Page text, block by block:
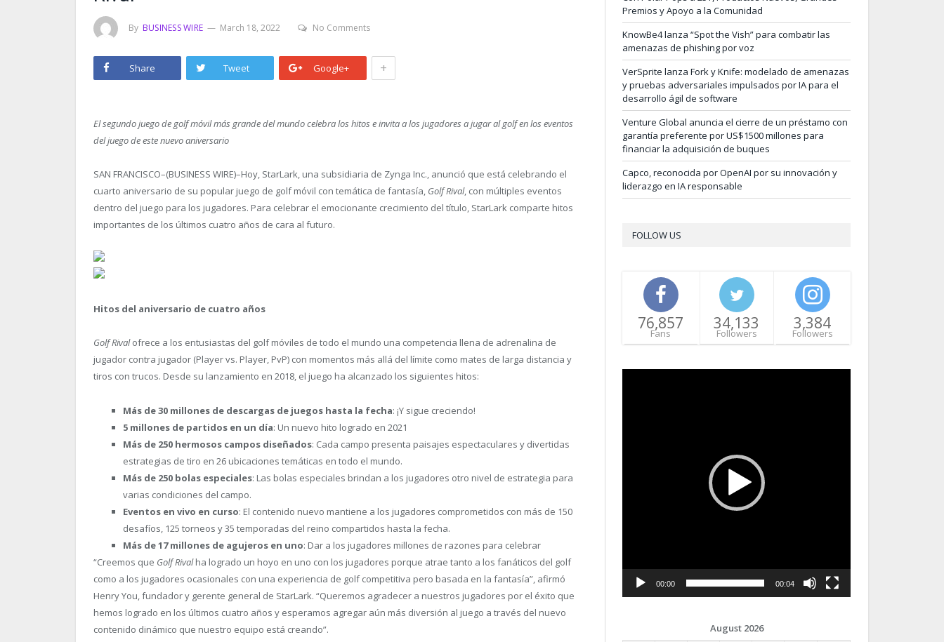
By BUSINESS WIRE March 18, 2022 No Comments
Share Tweet Google+ +
El segundo juego de golf móvil más grande del mundo celebra los hitos e invita a los jugadores a jugar al golf en los eventos
del juego de este nuevo aniversario
SAN FRANCISCO–(BUSINESS WIRE)–Hoy, StarLark, una subsidiaria de Zynga Inc., anunció que está celebrando el
cuarto aniversario de su popular juego de golf móvil con temática de fantasía, Golf Rival, con múltiples eventos
dentro del juego para los jugadores. Para celebrar el emocionante crecimiento del título, StarLark comparte hitos
importantes de los últimos cuatro años de cara al futuro.
Hitos del aniversario de cuatro años
Golf Rivalofrece a los entusiastas del golf móviles de todo el mundo una competencia llena de adrenalina de
jugador contra jugador (Player vs. Player, PvP) con momentos más allá del límite como mates de larga distancia y
tiros con trucos. Desde su lanzamiento en 2018, el juego ha alcanzado los siguientes hitos:
Más de 30 millones de descargas de juegos hasta la fecha: ¡Y sigue creciendo!
5 millones de partidos en un día: Un nuevo hito logrado en 2021
Más de 250 hermosos campos diseñados: Cada campo presenta paisajes espectaculares y divertidas
estrategias de tiro en 26 ubicaciones temáticas en todo el mundo.
Más de 250 bolas especiales: Las bolas especiales brindan a los jugadores otro nivel de estrategia para
varias condiciones del campo.
Eventos en vivo en curso: El contenido nuevo mantiene a los jugadores comprometidos con más de 150
desafíos, 125 torneos y 35 temporadas del reino compartidos hasta la fecha.
Más de 17 millones de agujeros en uno: Dar a los jugadores millones de razones para celebrar
“Creemos que Golf Rivalha logrado un hoyo en uno con los jugadores porque atrae tanto a los fanáticos del golf
como a los jugadores ocasionales con una experiencia de golf competitiva pero basada en la fantasía”, afirmó
Henry You, fundador y gerente general de StarLark. “Queremos agradecer a nuestros jugadores por el éxito que
hemos logrado en los últimos cuatro años y esperamos agregar aún más diversión al juego a través del nuevo
contenido dinámico que nuestro equipo está creando”.
Premios y Apoyo a la Comunidad
KnowBe4 lanza “Spot the Vish” para combatir las
amenazas de phishing por voz
VerSprite lanza Fork y Knife: modelado de amenazas
y pruebas adversariales impulsados por IA para el
desarrollo ágil de software
Venture Global anuncia el cierre de un préstamo con
garantía preferente por US$1500 millones para
financiar la adquisición de buques
Capco, reconocida por OpenAI por su innovación y
liderazgo en IA responsable
FOLLOW US
76,857
Fans
34,133
Followers
3,384
Followers
00:00 00:04
August 2026